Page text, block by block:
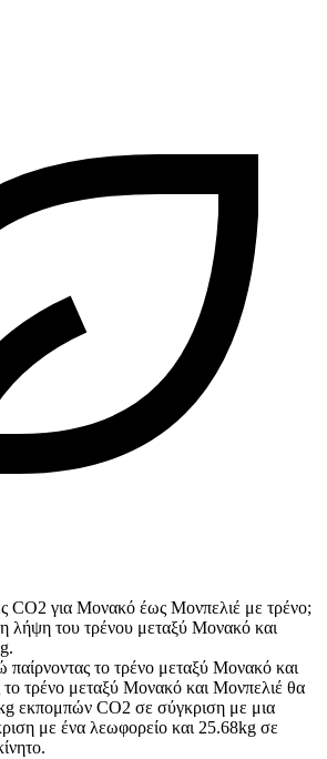
CO2 για Μονακό έως Μονπελιέ με τρένο;
λήψη του τρένου μεταξύ Μονακό και
το τρένο μεταξύ Μονακό και
το τρένο μεταξύ Μονακό και Μονπελιέ θα
εκπομπών CO2 σε σύγκριση με μια
με ένα λεωφορείο και 25.68kg σε